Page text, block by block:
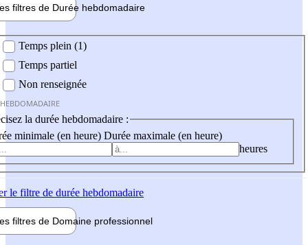
filtres de Durée hebdomadaire
Temps plein (1)
Temps partiel
Non renseignée
la durée hebdomadaire :
minimale (en heure) Durée maximale (en heure)
heures
le filtre de durée hebdomadaire
filtres de Domaine professionnel